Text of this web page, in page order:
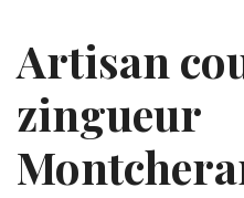
Artisan
zingueur